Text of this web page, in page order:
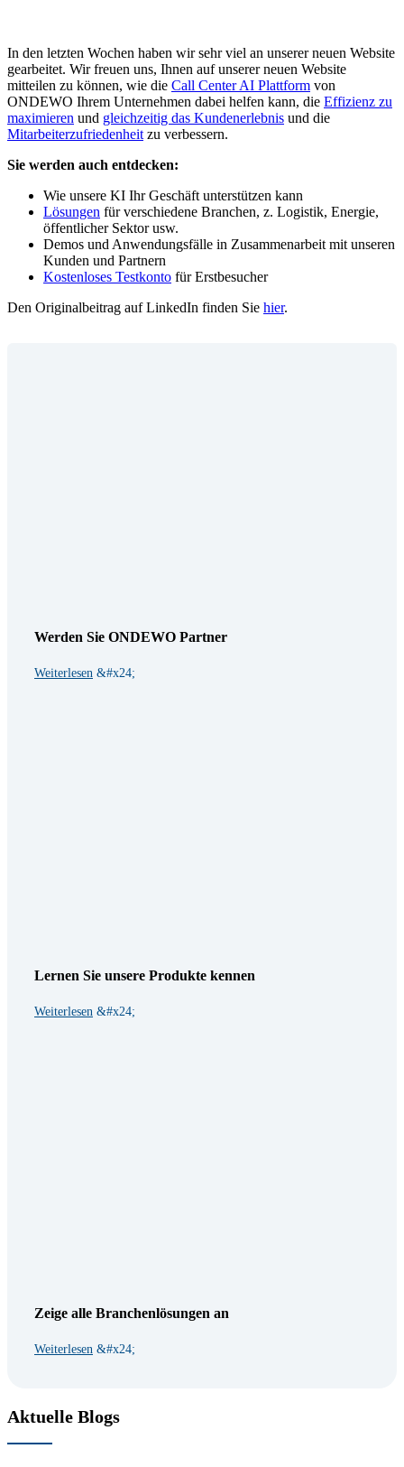
In den letzten Wochen haben wir sehr viel an unserer neuen Website
gearbeitet. Wir freuen uns, Ihnen auf unserer neuen Website
mitteilen zu können, wie die Call Center AI Plattform von
ONDEWO Ihrem Unternehmen dabei helfen kann, die Effizienz zu
maximieren und gleichzeitig das Kundenerlebnis und die
Mitarbeiterzufriedenheit zu verbessern.
Sie werden auch entdecken:
Wie unsere KI Ihr Geschäft unterstützen kann
Lösungen für verschiedene Branchen, z. Logistik, Energie,
öffentlicher Sektor usw.
Demos und Anwendungsfälle in Zusammenarbeit mit unseren
Kunden und Partnern
Kostenloses Testkonto für Erstbesucher
Den Originalbeitrag auf LinkedIn finden Sie hier.
Werden Sie ONDEWO Partner
Weiterlesen
Lernen Sie unsere Produkte kennen
Weiterlesen
Zeige alle Branchenlösungen an
Weiterlesen
Aktuelle Blogs